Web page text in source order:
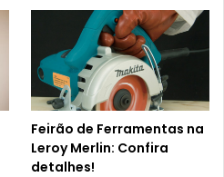
Feirão de Ferramentas na
Leroy Merlin: Confira
detalhes!